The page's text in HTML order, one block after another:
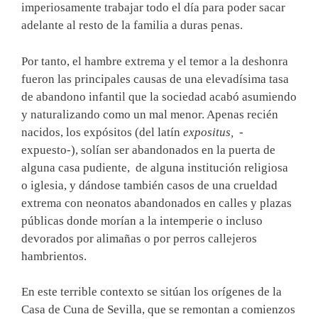
imperiosamente trabajar todo el día para poder sacar
adelante al resto de la familia a duras penas.
Por tanto, el hambre extrema y el temor a la deshonra
fueron las principales causas de una elevadísima tasa
de abandono infantil que la sociedad acabó asumiendo
y naturalizando como un mal menor. Apenas recién
nacidos, los expósitos (del latín expositus,
-
expuesto-), solían ser abandonados en la puerta de
alguna casa pudiente, de alguna institución religiosa
o iglesia, y dándose también casos de una crueldad
extrema con neonatos abandonados en calles y plazas
públicas donde morían a la intemperie o incluso
devorados por alimañas o por perros callejeros
hambrientos.
En este terrible contexto se sitúan los orígenes de la
Casa de Cuna de Sevilla, que se remontan a comienzos